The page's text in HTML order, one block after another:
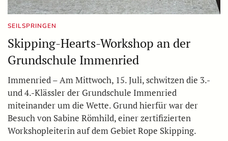
SEILSPRINGEN
Skipping-Hearts-Workshop an der
Grundschule Immenried
Immenried – Am Mittwoch, 15. Juli, schwitzen die 3.-
und 4.-Klässler der Grundschule Immenried
miteinander um die Wette. Grund hierfür war der
Besuch von Sabine Römhild, einer zertifizierten
Workshopleiterin auf dem Gebiet Rope Skipping.